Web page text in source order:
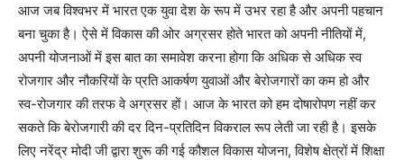
आज जब विश्वभर में भारत एक युवा देश के रूप में उभर रहा है और अपनी पहचान
बना चुका है। ऐसे में विकास की ओर अग्रसर होते भारत को अपनी नीतियों में,
अपनी योजनाओं में इस बात का समावेश करना होगा कि अधिक से अधिक स्व
रोजगार और नौकरियों के प्रति आकर्षण युवाओं और बेरोजगारों का कम हो और
स्व-रोजगार की तरफ वे अग्रसर हों। आज के भारत को हम दोषारोपण नहीं कर
सकते कि बेरोजगारी की दर दिन-प्रतिदिन विकराल रूप लेती जा रही है। इसके
लिए नरेंद्र मोदी जी द्वारा शुरू की गई कौशल विकास योजना, विशेष क्षेत्रों में शिक्षा